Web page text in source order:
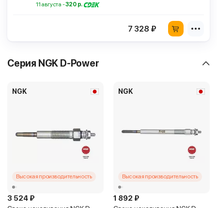
11 августа -320 р.
7 328 ₽
Серия NGK D-Power
NGK
Высокая производительность
3 524 ₽
NGK
Высокая производительность
1 892 ₽